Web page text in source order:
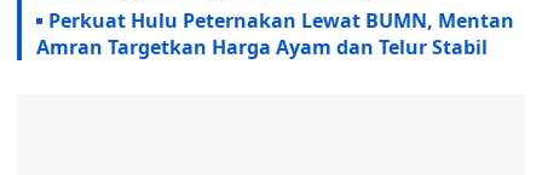
Perkuat Hulu Peternakan Lewat BUMN, Mentan
Amran Targetkan Harga Ayam dan Telur Stabil